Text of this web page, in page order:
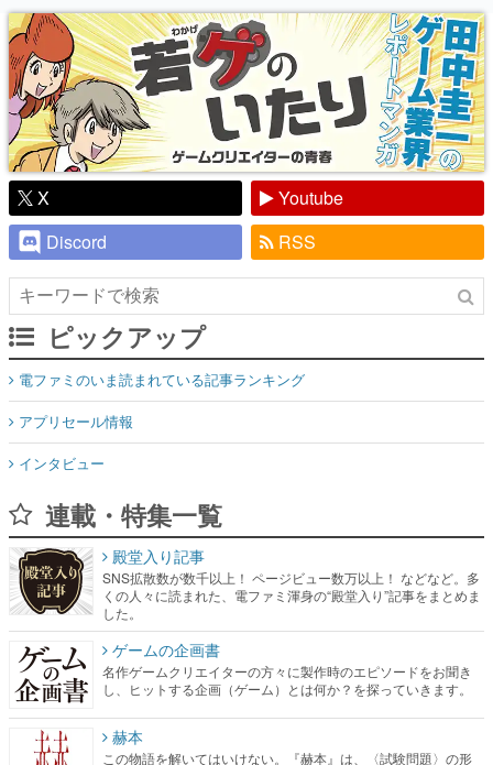
り】
X
Youtube
Discord
RSS
ピックアップ
電ファミのいま読まれている記事ランキング
アプリセール情報
インタビュー
連載・特集一覧
殿堂入り記事
SNS拡散数が数千以上！ ページビュー数万以上！ などなど。多
くの人々に読まれた、電ファミ渾身の“殿堂入り”記事をまとめま
した。
ゲームの企画書
名作ゲームクリエイターの方々に製作時のエピソードをお聞き
し、ヒットする企画（ゲーム）とは何か？を探っていきます。
赫本
この物語を解いてはいけない。『赫本』は、〈試験問題〉の形